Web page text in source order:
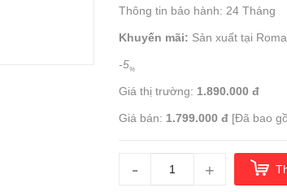
Thông tin bảo hành: 24 Tháng
Khuyến mãi: Sản xuất tại
-5%
Giá thị trường: 1.890.000 đ
Giá bán: 1.799.000 đ[Đã bao
- +